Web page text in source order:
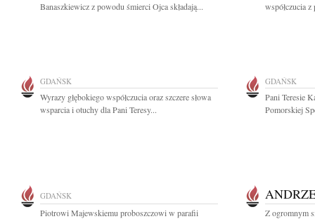
Banaszkiewicz z powodu śmierci Ojca składają...
współczucia
GDAŃSK
Wyrazy głębokiego współczucia oraz szczere słowa
wsparcia i otuchy dla Pani Teresy...
GDAŃSK
Pani Teresie
Pomorskiej
GDAŃSK
Piotrowi Majewskiemu proboszczowi w parafii
Z ogromnym